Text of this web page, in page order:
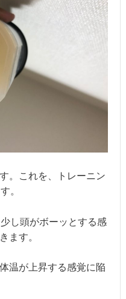
。これを、トレーニン
。
し頭がボーッとする感
ます。
温が上昇する感覚に陥